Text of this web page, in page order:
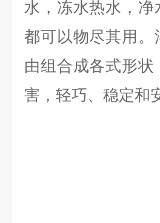
水，冻水热水，
都可以物尽其用
由组合成各式形
害，轻巧、稳定和